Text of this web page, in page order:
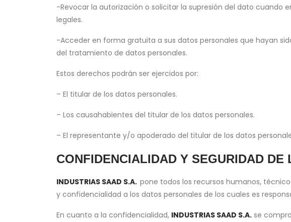
-Revocar la autorización o solicitar la supresión del dato cuando
legales.
-Acceder en forma gratuita a sus datos personales que hayan
del tratamiento de datos personales.
Estos derechos podrán ser ejercidos por:
– El titular de los datos personales.
– Los causahabientes del titular de los datos personales.
– El representante y/o apoderado del titular de los datos
CONFIDENCIALIDAD Y SEGURIDAD DE
INDUSTRIAS SAAD S.A. pone todos los recursos humanos,
y confidencialidad a los datos personales de los cuales es
En cuanto a la confidencialidad, INDUSTRIAS SAAD S.A. se